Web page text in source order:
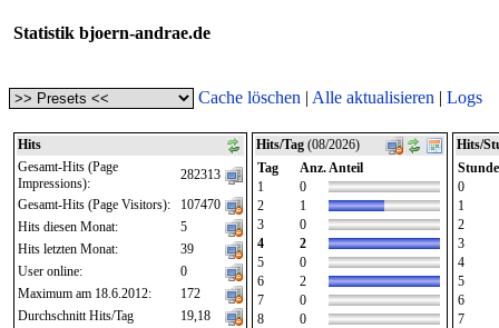
Statistik bjoern-andrae.de
Cache löschen | Alle aktualisieren | Logs
Hits
Gesamt-Hits (Page
Impressions):
282313
Gesamt-Hits (Page Visitors):
107470
Hits diesen Monat:
5
Hits letzten Monat:
39
User online:
0
Maximum am 18.6.2012:
172
Durchschnitt Hits/Tag
19,18
Hits/Tag (08/2026)
Tag
Anz. Anteil
1
0
2
1
3
0
4
2
5
0
6
2
7
0
8
0
Hits/
Stunde
0
1
2
3
4
5
6
7